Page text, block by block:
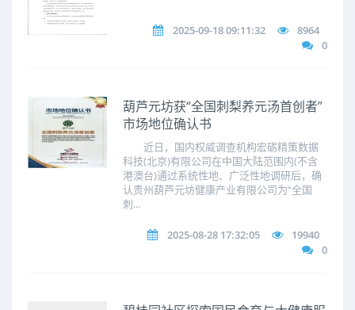
2025-09-18 09:11:32
8964
0
葫芦元坊获“全国刺梨养元汤首创者”
市场地位确认书
近日，国内权威调查机构宏砺精策数据
科技(北京)有限公司在中国大陆范围内(不含
港澳台)通过系统性地、广泛性地调研后，确
认贵州葫芦元坊健康产业有限公司为“全国
刺...
2025-08-28 17:32:05
19940
0